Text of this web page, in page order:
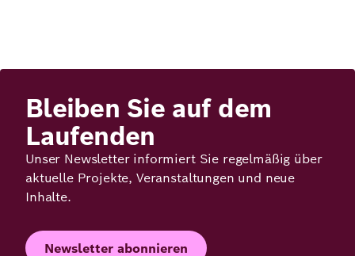
Bleiben Sie auf dem
Laufenden
Unser Newsletter informiert Sie regelmäßig über
aktuelle Projekte, Veranstaltungen und neue
Inhalte.
Newsletter abonnieren